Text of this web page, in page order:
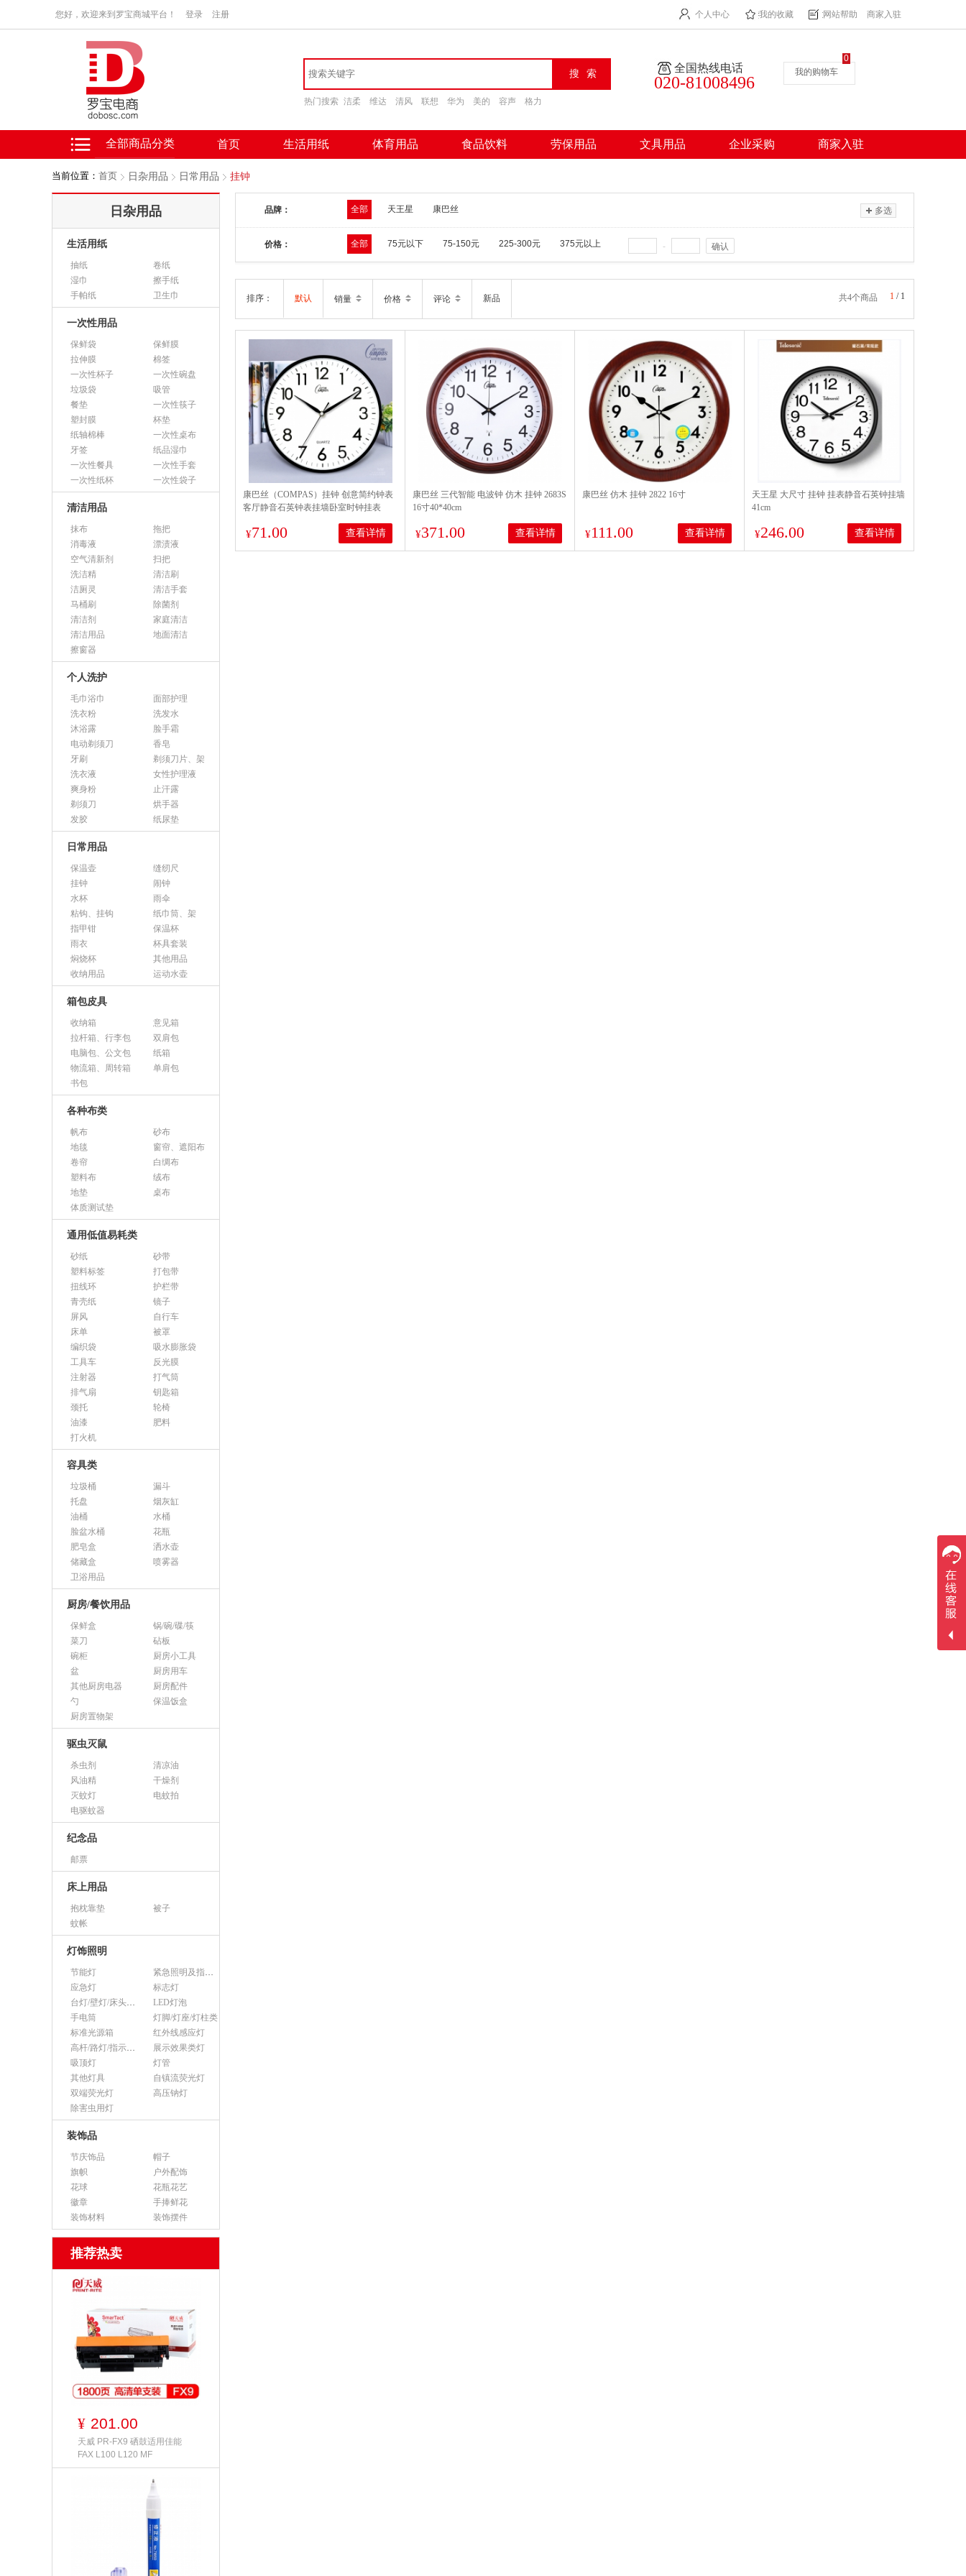
您好，欢迎来到罗宝商城平台！ 登录 注册 个人中心 我的收藏 网站帮助 商家入驻
热门搜索 洁柔 维达 清风 联想 华为 美的 容声 格力
全国热线电话
020-81008496
我的购物车
0
全部商品分类 首页 生活用纸 体育用品 食品饮料 劳保用品 文具用品 企业采购 商家入驻
当前位置： 首页 日杂用品 日常用品 挂钟
日杂用品
生活用纸
抽纸
卷纸
湿巾
擦手纸
手帕纸
卫生巾
一次性用品
保鲜袋
保鲜膜
拉伸膜
棉签
一次性杯子
一次性碗盘
垃圾袋
吸管
餐垫
一次性筷子
塑封膜
杯垫
纸轴棉棒
一次性桌布
牙签
纸品湿巾
一次性餐具
一次性手套
一次性纸杯
一次性袋子
清洁用品
抹布
拖把
消毒液
漂渍液
空气清新剂
扫把
洗洁精
清洁刷
洁厕灵
清洁手套
马桶刷
除菌剂
清洁剂
家庭清洁
清洁用品
地面清洁
擦窗器
个人洗护
毛巾浴巾
面部护理
洗衣粉
洗发水
沐浴露
脸手霜
电动剃须刀
香皂
牙刷
剃须刀片、架
洗衣液
女性护理液
爽身粉
止汗露
剃须刀
烘手器
发胶
纸尿垫
日常用品
保温壶
缝纫尺
挂钟
闹钟
水杯
雨伞
粘钩、挂钩
纸巾筒、架
指甲钳
保温杯
雨衣
杯具套装
焖烧杯
其他用品
收纳用品
运动水壶
箱包皮具
收纳箱
意见箱
拉杆箱、行李包
双肩包
电脑包、公文包
纸箱
物流箱、周转箱
单肩包
书包
各种布类
帆布
砂布
地毯
窗帘、遮阳布
卷帘
白绸布
塑料布
绒布
地垫
桌布
体质测试垫
通用低值易耗类
砂纸
砂带
塑料标签
打包带
扭线环
护栏带
青壳纸
镜子
屏风
自行车
床单
被罩
编织袋
吸水膨胀袋
工具车
反光膜
注射器
打气筒
排气扇
钥匙箱
颈托
轮椅
油漆
肥料
打火机
容具类
垃圾桶
漏斗
托盘
烟灰缸
油桶
水桶
脸盆水桶
花瓶
肥皂盒
洒水壶
储藏盒
喷雾器
卫浴用品
厨房/餐饮用品
保鲜盒
锅/碗/碟/筷
菜刀
砧板
碗柜
厨房小工具
盆
厨房用车
其他厨房电器
厨房配件
勺
保温饭盒
厨房置物架
驱虫灭鼠
杀虫剂
清凉油
风油精
干燥剂
灭蚊灯
电蚊拍
电驱蚊器
纪念品
邮票
床上用品
抱枕靠垫
被子
蚊帐
灯饰照明
节能灯
紧急照明及指示灯
应急灯
标志灯
台灯/壁灯/床头灯/落地灯
LED灯泡
手电筒
灯脚/灯座/灯柱类
标准光源箱
红外线感应灯
高杆/路灯/指示灯类
展示效果类灯
吸顶灯
灯管
其他灯具
自镇流荧光灯
双端荧光灯
高压钠灯
除害虫用灯
装饰品
节庆饰品
帽子
旗帜
户外配饰
花球
花瓶花艺
徽章
手捧鲜花
装饰材料
装饰摆件
推荐热卖
¥ 201.00
天威 PR-FX9 硒鼓适用佳能
FAX L100 L120 MF
品牌： 全部 天王星 康巴丝 多选
价格： 全部 75元以下 75-150元 225-300元 375元以上 - 确认
排序： 默认 销量 价格 评论 新品 共4个商品 1 / 1
康巴丝（COMPAS）挂钟 创意简约钟表
客厅静音石英钟表挂墙卧室时钟挂表
¥71.00 查看详情
康巴丝 三代智能 电波钟 仿木 挂钟 2683S
16寸40*40cm
¥371.00 查看详情
康巴丝 仿木 挂钟 2822 16寸
¥111.00 查看详情
天王星 大尺寸 挂钟 挂表静音石英钟挂墙
41cm
¥246.00 查看详情